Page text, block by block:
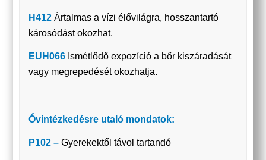
H412Ártalmas a vízi élővilágra, hosszantartó
károsódást okozhat.
EUH066 Ismétlődő expozíció a bőr kiszáradását
vagy megrepedését okozhatja.
Óvintézkedésre utaló mondatok:
P102 –Gyerekektől távol tartandó